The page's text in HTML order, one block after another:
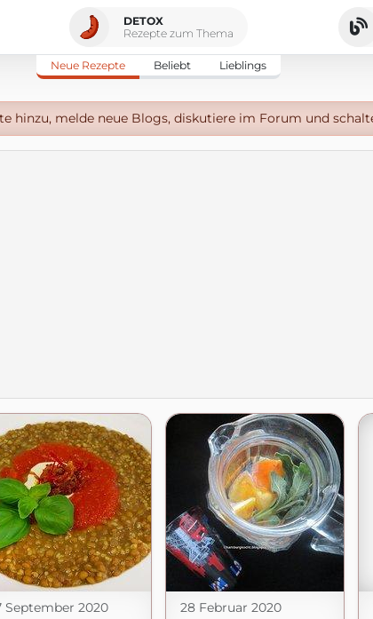
DETOX
Rezepte zum Thema
Neue Rezepte Beliebt Lieblings
hinzu, melde neue Blogs, diskutiere im Forum und
September 2020
28 Februar 2020